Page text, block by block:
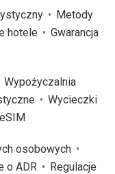
Metody
hotele
Gwarancja
Wypożyczalnia
Wycieczki
osobowych
o ADR
Regulacje